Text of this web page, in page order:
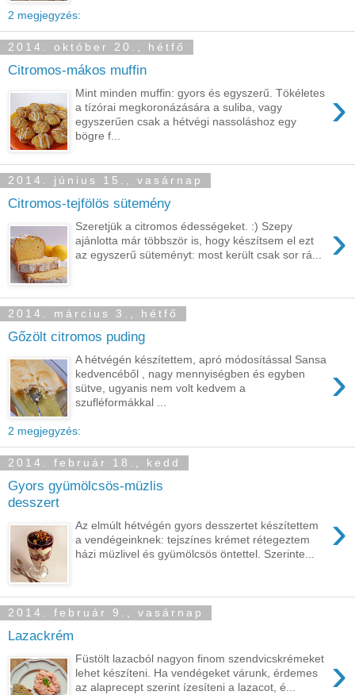
2 megjegyzés:
2014. október 20., hétfő
Citromos-mákos muffin
›
Mint minden muffin: gyors és egyszerű. Tökéletes
a tízórai megkoronázására a suliba, vagy
egyszerűen csak a hétvégi nassoláshoz egy
bögre f...
2014. június 15., vasárnap
Citromos-tejfölös sütemény
›
Szeretjük a citromos édességeket. :) Szepy
ajánlotta már többször is, hogy készítsem el ezt
az egyszerű süteményt: most került csak sor rá...
2014. március 3., hétfő
Gőzölt citromos puding
›
A hétvégén készítettem, apró módosítással Sansa
kedvencéből , nagy mennyiségben és egyben
sütve, ugyanis nem volt kedvem a
szufléformákkal ...
2 megjegyzés:
2014. február 18., kedd
Gyors gyümölcsös-müzlis
desszert
›
Az elmúlt hétvégén gyors desszertet készítettem
a vendégeinknek: tejszínes krémet rétegeztem
házi müzlivel és gyümölcsös öntettel. Szerinte...
2014. február 9., vasárnap
Lazackrém
›
Füstölt lazacból nagyon finom szendvicskrémeket
lehet készíteni. Ha vendégeket várunk, érdemes
az alaprecept szerint ízesíteni a lazacot, é...